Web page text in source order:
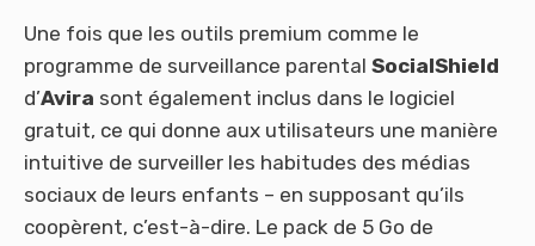
Une fois que les outils premium comme le
programme de surveillance parental SocialShield
d’Avira sont également inclus dans le logiciel
gratuit, ce qui donne aux utilisateurs une manière
intuitive de surveiller les habitudes des médias
sociaux de leurs enfants – en supposant qu’ils
coopèrent, c’est-à-dire. Le pack de 5 Go de